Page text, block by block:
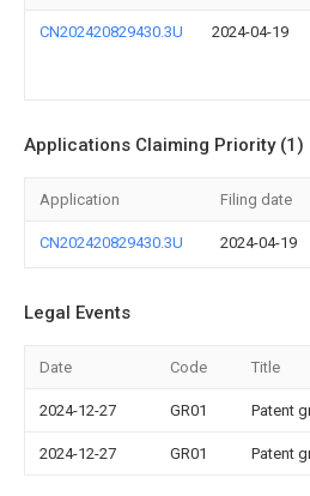
CN202420829430.3U 2024-04-19
Applications Claiming Priority (1)
Application Filing date
CN202420829430.3U 2024-04-19
Legal Events
Date Code Title
2024-12-27 GR01 Patent
2024-12-27 GR01 Patent